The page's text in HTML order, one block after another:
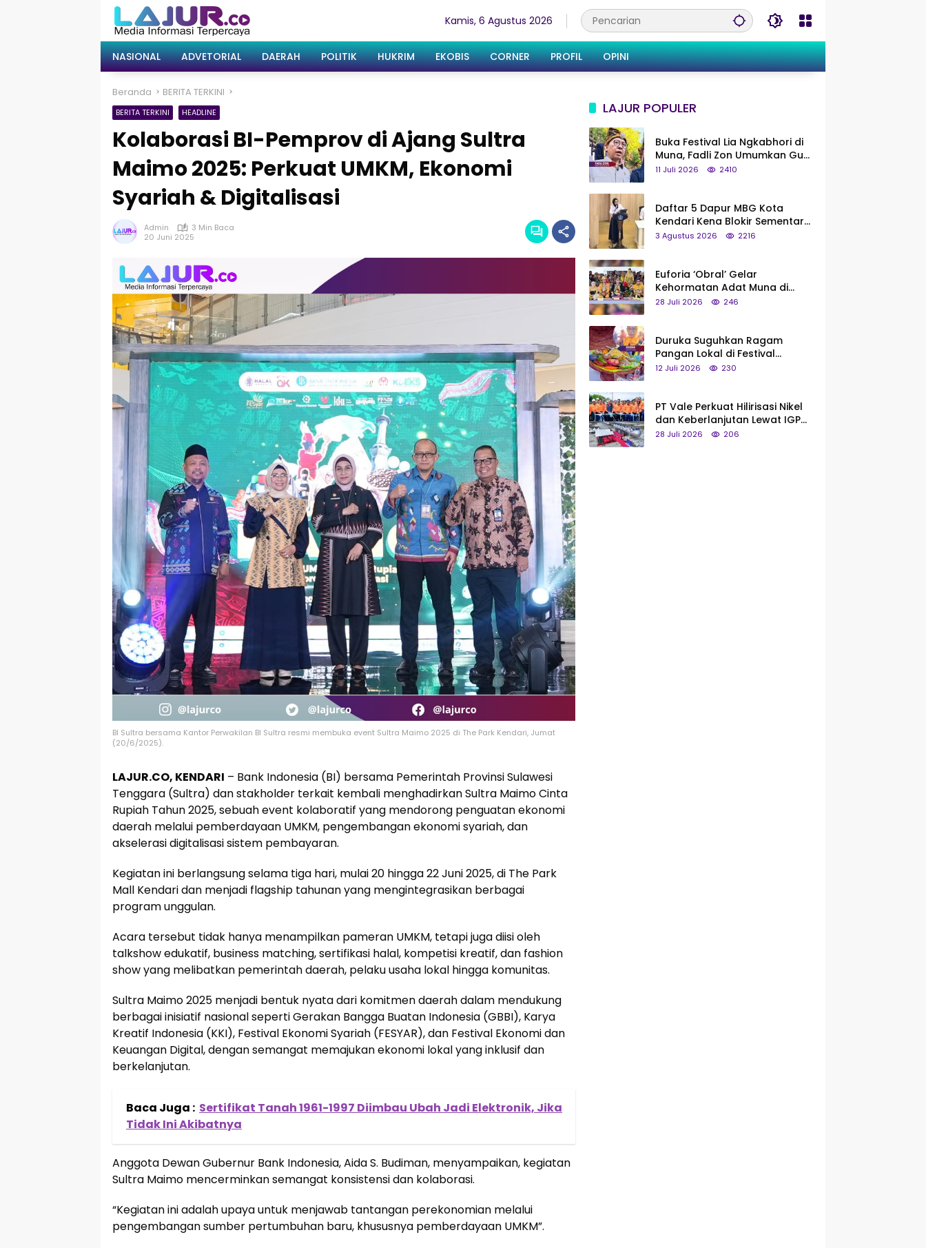
Kamis, 6 Agustus 2026
NASIONAL ADVETORIAL DAERAH POLITIK HUKRIM EKOBIS CORNER PROFIL OPINI
Beranda BERITA TERKINI
BERITA TERKINI HEADLINE
Kolaborasi BI-Pemprov di Ajang Sultra
Maimo 2025: Perkuat UMKM, Ekonomi
Syariah & Digitalisasi
Admin
3 Min Baca
20 Juni 2025
BI Sultra bersama Kantor Perwakilan BI Sultra resmi membuka event Sultra Maimo 2025 di The Park Kendari, Jumat
(20/6/2025).
LAJUR.CO, KENDARI – Bank Indonesia (BI) bersama Pemerintah Provinsi Sulawesi
Tenggara (Sultra) dan stakholder terkait kembali menghadirkan Sultra Maimo Cinta
Rupiah Tahun 2025, sebuah event kolaboratif yang mendorong penguatan ekonomi
daerah melalui pemberdayaan UMKM, pengembangan ekonomi syariah, dan
akselerasi digitalisasi sistem pembayaran.
Kegiatan ini berlangsung selama tiga hari, mulai 20 hingga 22 Juni 2025, di The Park
Mall Kendari dan menjadi flagship tahunan yang mengintegrasikan berbagai
program unggulan.
Acara tersebut tidak hanya menampilkan pameran UMKM, tetapi juga diisi oleh
talkshow edukatif, business matching, sertifikasi halal, kompetisi kreatif, dan fashion
show yang melibatkan pemerintah daerah, pelaku usaha lokal hingga komunitas.
Sultra Maimo 2025 menjadi bentuk nyata dari komitmen daerah dalam mendukung
berbagai inisiatif nasional seperti Gerakan Bangga Buatan Indonesia (GBBI), Karya
Kreatif Indonesia (KKI), Festival Ekonomi Syariah (FESYAR), dan Festival Ekonomi dan
Keuangan Digital, dengan semangat memajukan ekonomi lokal yang inklusif dan
berkelanjutan.
Baca Juga : Sertifikat Tanah 1961-1997 Diimbau Ubah Jadi Elektronik, Jika
Tidak Ini Akibatnya
Anggota Dewan Gubernur Bank Indonesia, Aida S. Budiman, menyampaikan, kegiatan
Sultra Maimo mencerminkan semangat konsistensi dan kolaborasi.
“Kegiatan ini adalah upaya untuk menjawab tantangan perekonomian melalui
pengembangan sumber pertumbuhan baru, khususnya pemberdayaan UMKM”.
LAJUR POPULER
Buka Festival Lia Ngkabhori di
Muna, Fadli Zon Umumkan Gua
Metanduno Segera Naik Status
11 Juli 2026 2410
Daftar 5 Dapur MBG Kota
Kendari Kena Blokir Sementara
dari Pusat
3 Agustus 2026 2216
Euforia ‘Obral’ Gelar
Kehormatan Adat Muna di
Silaturahmi KKMM, Ridwan Bae:
28 Juli 2026 246
Duruka Suguhkan Ragam
Pangan Lokal di Festival
Liangkobhori, Dari Umbi Rebus
12 Juli 2026 230
PT Vale Perkuat Hilirisasi Nikel
dan Keberlanjutan Lewat IGP
Morowali
28 Juli 2026 206